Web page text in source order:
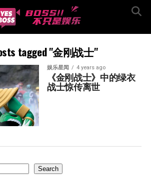
tagged "金刚战士"
娱乐星闻 4 years ago
《金刚战士》中的绿衣
战士惊传离世
Search